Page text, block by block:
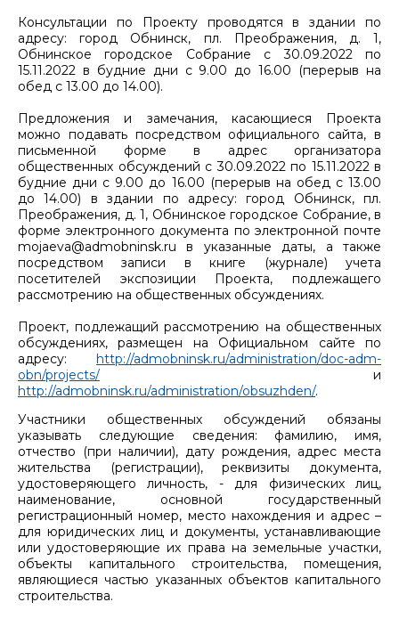
Консультации по Проекту проводятся в здании по
адресу: город Обнинск, пл. Преображения, д. 1,
Обнинское городское Собрание с 30.09.2022 по
15.11.2022 в будние дни с 9.00 до 16.00 (перерыв на
обед с 13.00 до 14.00).
Предложения и замечания, касающиеся Проекта
можно подавать посредством официального сайта, в
письменной форме в адрес организатора
общественных обсуждений с 30.09.2022 по 15.11.2022 в
будние дни с 9.00 до 16.00 (перерыв на обед с 13.00
до 14.00) в здании по адресу: город Обнинск, пл.
Преображения, д. 1, Обнинское городское Собрание, в
форме электронного документа по электронной почте
mojaeva@admobninsk.ru в указанные даты, а также
посредством записи в книге (журнале) учета
посетителей экспозиции Проекта, подлежащего
рассмотрению на общественных обсуждениях.
Проект, подлежащий рассмотрению на общественных
обсуждениях, размещен на Официальном сайте по
адресу:
http://admobninsk.ru/administration/doc-adm-
obn/projects/ и
http://admobninsk.ru/administration/obsuzhden/.
Участники общественных обсуждений обязаны
указывать следующие сведения: фамилию, имя,
отчество (при наличии), дату рождения, адрес места
жительства (регистрации), реквизиты документа,
удостоверяющего личность, - для физических лиц,
наименование, основной государственный
регистрационный номер, место нахождения и адрес –
для юридических лиц и документы, устанавливающие
или удостоверяющие их права на земельные участки,
объекты капитального строительства, помещения,
являющиеся частью указанных объектов капитального
строительства.